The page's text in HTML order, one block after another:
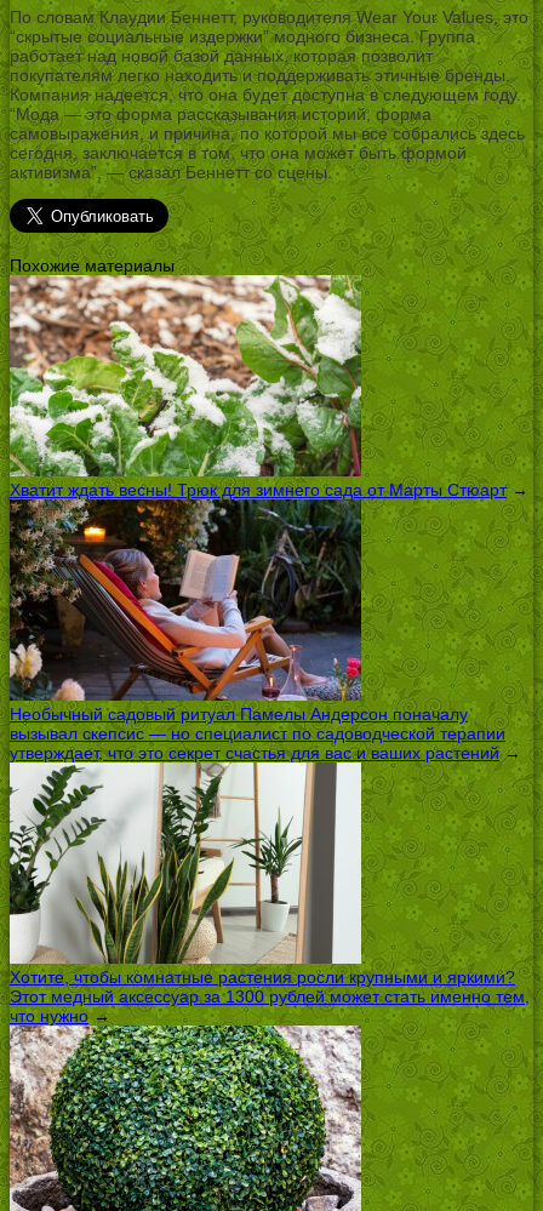
По словам Клаудии Беннетт, руководителя Wear Your Values, это
“скрытые социальные издержки” модного бизнеса. Группа
работает над новой базой данных, которая позволит
покупателям легко находить и поддерживать этичные бренды.
Компания надеется, что она будет доступна в следующем году.
“Мода — это форма рассказывания историй, форма
самовыражения, и причина, по которой мы все собрались здесь
сегодня, заключается в том, что она может быть формой
активизма”, — сказал Беннетт со сцены.
Похожие материалы
Хватит ждать весны! Трюк для зимнего сада от Марты Стюарт→
Необычный садовый ритуал Памелы Андерсон поначалу
вызывал скепсис — но специалист по садоводческой терапии
утверждает, что это секрет счастья для вас и ваших растений→
Хотите, чтобы комнатные растения росли крупными и яркими?
Этот медный аксессуар за 1300 рублей может стать именно тем,
что нужно →